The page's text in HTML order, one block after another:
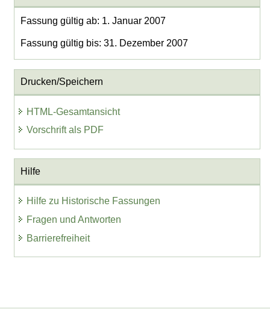
Fassung gültig ab: 1. Januar 2007
Fassung gültig bis: 31. Dezember 2007
Drucken/Speichern
HTML-Gesamtansicht
Vorschrift als PDF
Hilfe
Hilfe zu Historische Fassungen
Fragen und Antworten
Barrierefreiheit